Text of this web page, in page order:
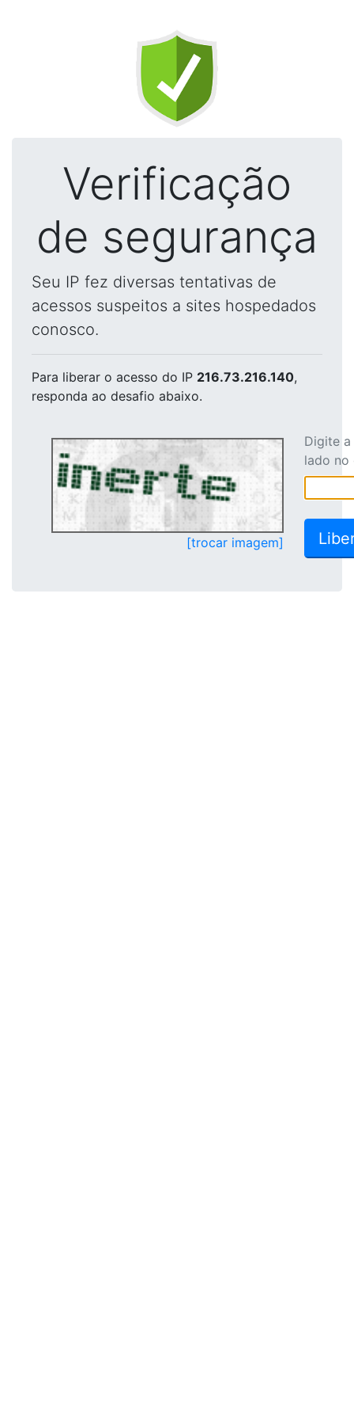
Verificação
de segurança
Seu IP fez diversas tentativas de
acessos suspeitos a sites hospedados
conosco.
Para liberar o acesso do IP 216.73.216.140,
responda ao desafio abaixo.
[trocar imagem]
Digite
lado no